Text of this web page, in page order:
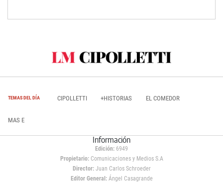
TEMAS DEL DÍA CIPOLLETTI +HISTORIAS EL COMEDOR
MAS E
Información
Edición: 6949
Propietario:Comunicaciones y Medios S.A
Director: Juan Carlos Schroeder
Editor General:Ángel Casagrande